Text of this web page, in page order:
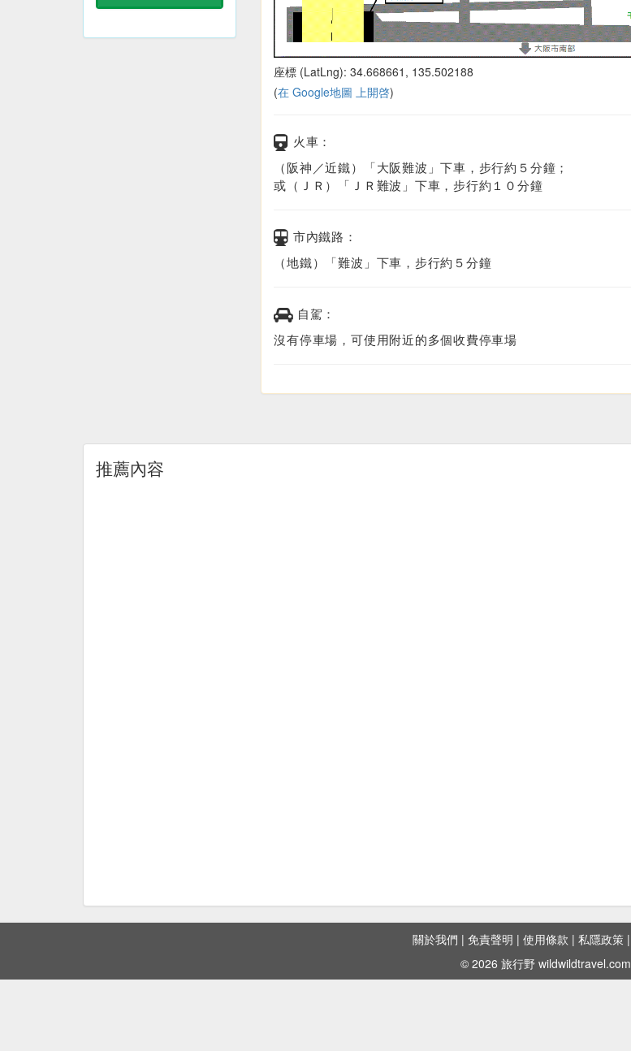
座標 (LatLng): 34.668661, 135.502188
(在 Google地圖 上開啓)
火車：
（阪神／近鐵）「大阪難波」下車，步行約５分鐘；
或（ＪＲ）「ＪＲ難波」下車，步行約１０分鐘
市內鐵路：
（地鐵）「難波」下車，步行約５分鐘
自駕：
沒有停車場，可使用附近的多個收費停車場
推薦內容
關於我們 | 免責聲明 | 使用條款 | 私隱政策 |
© 2026 旅行野 wildwildtravel.com